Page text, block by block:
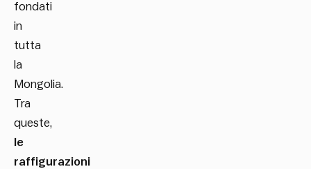
fondati
in
tutta
la
Mongolia.
Tra
queste,
le
raffigurazioni